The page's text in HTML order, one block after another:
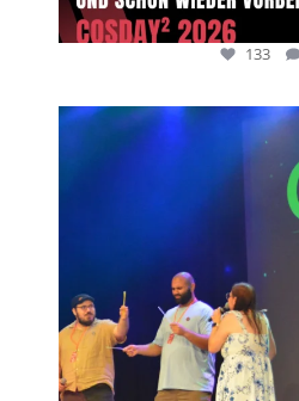
133
cosday
Juli 5
133